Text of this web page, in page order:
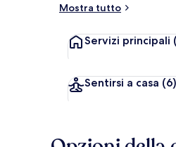
Mostra tutto
Servizi principali
Sentirsi a casa (6)